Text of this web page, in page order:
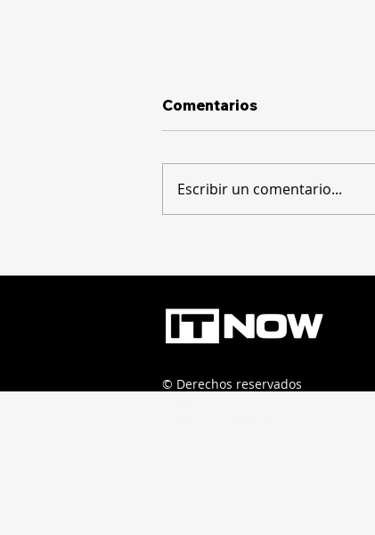
Comentarios
Escribir un comentario...
© Derechos reservados